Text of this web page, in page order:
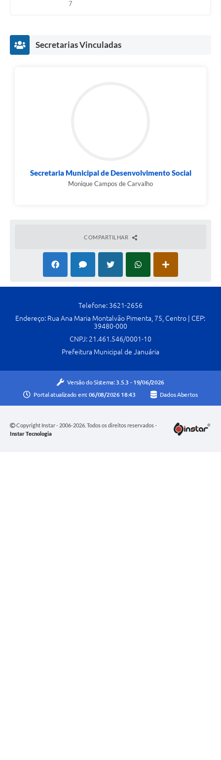
7
Secretarias Vinculadas
Secretaria Municipal de Desenvolvimento Social
Monique Campos de Carvalho
COMPARTILHAR
Telefone: 3621-2656
Endereço: Rua Ana Maria Montalvão Pimenta, 75, Centro | CEP:
39480-000
CNPJ: 21.461.546/0001-10
Prefeitura Municipal de Januária
Versão do Sistema: 3.5.3 - 19/06/2026
Portal atualizado em: 06/08/2026 18:43 Dados Abertos
Copyright Instar - 2006-2026. Todos os direitos reservados -
Instar Tecnologia